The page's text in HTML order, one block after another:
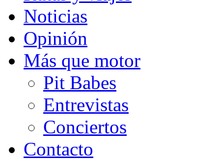
Noticias
Opinión
Más que motor
Pit Babes
Entrevistas
Conciertos
Contacto